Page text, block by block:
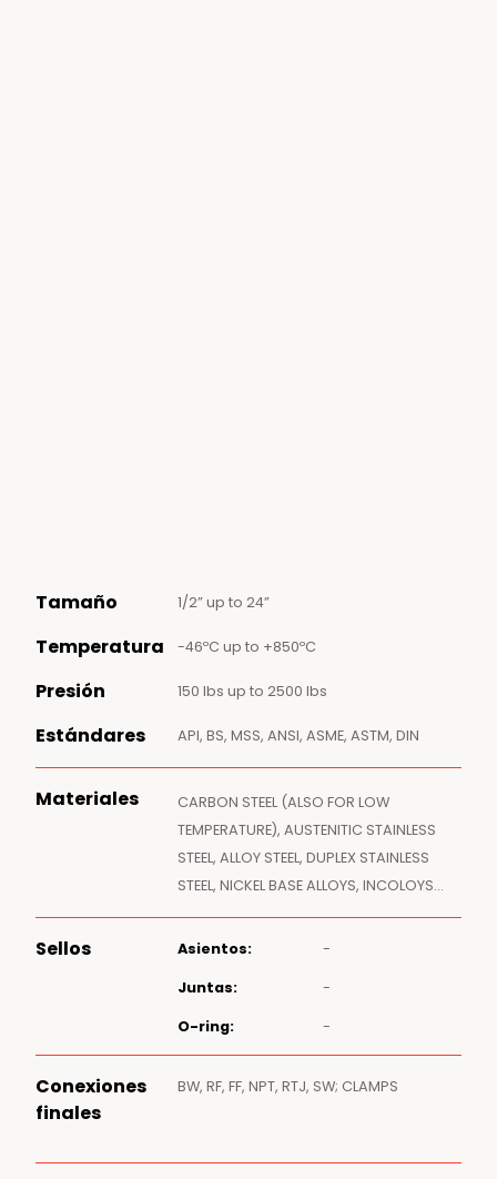
Tamaño 1/2” up to 24”
Temperatura -46ºC up to +850ºC
Presión 150 lbs up to 2500 lbs
Estándares API, BS, MSS, ANSI, ASME, ASTM, DIN
Materiales
CARBON STEEL (ALSO FOR LOW
TEMPERATURE), AUSTENITIC STAINLESS
STEEL, ALLOY STEEL, DUPLEX STAINLESS
STEEL, NICKEL BASE ALLOYS, INCOLOYS…
Sellos Asientos: -
Juntas: -
O-ring: -
Conexiones
finales
BW, RF, FF, NPT, RTJ, SW; CLAMPS